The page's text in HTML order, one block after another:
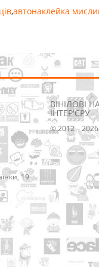
,автонаклейка
19
ВІНІЛОВІ
ІНТЕР'ЄРУ
© 2012 –